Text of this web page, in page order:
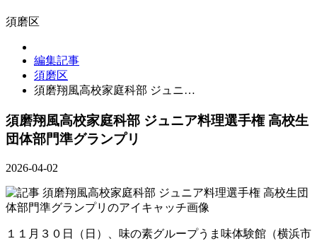
須磨区
編集記事
須磨区
須磨翔風高校家庭科部 ジュニ…
須磨翔風高校家庭科部 ジュニア料理選手権 高校生
団体部門準グランプリ
2026-04-02
１１月３０日（日）、味の素グループうま味体験館（横浜市